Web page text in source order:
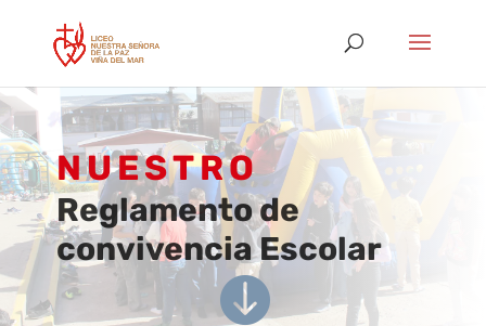
NUESTRO
Reglamento de
convivencia Escolar
